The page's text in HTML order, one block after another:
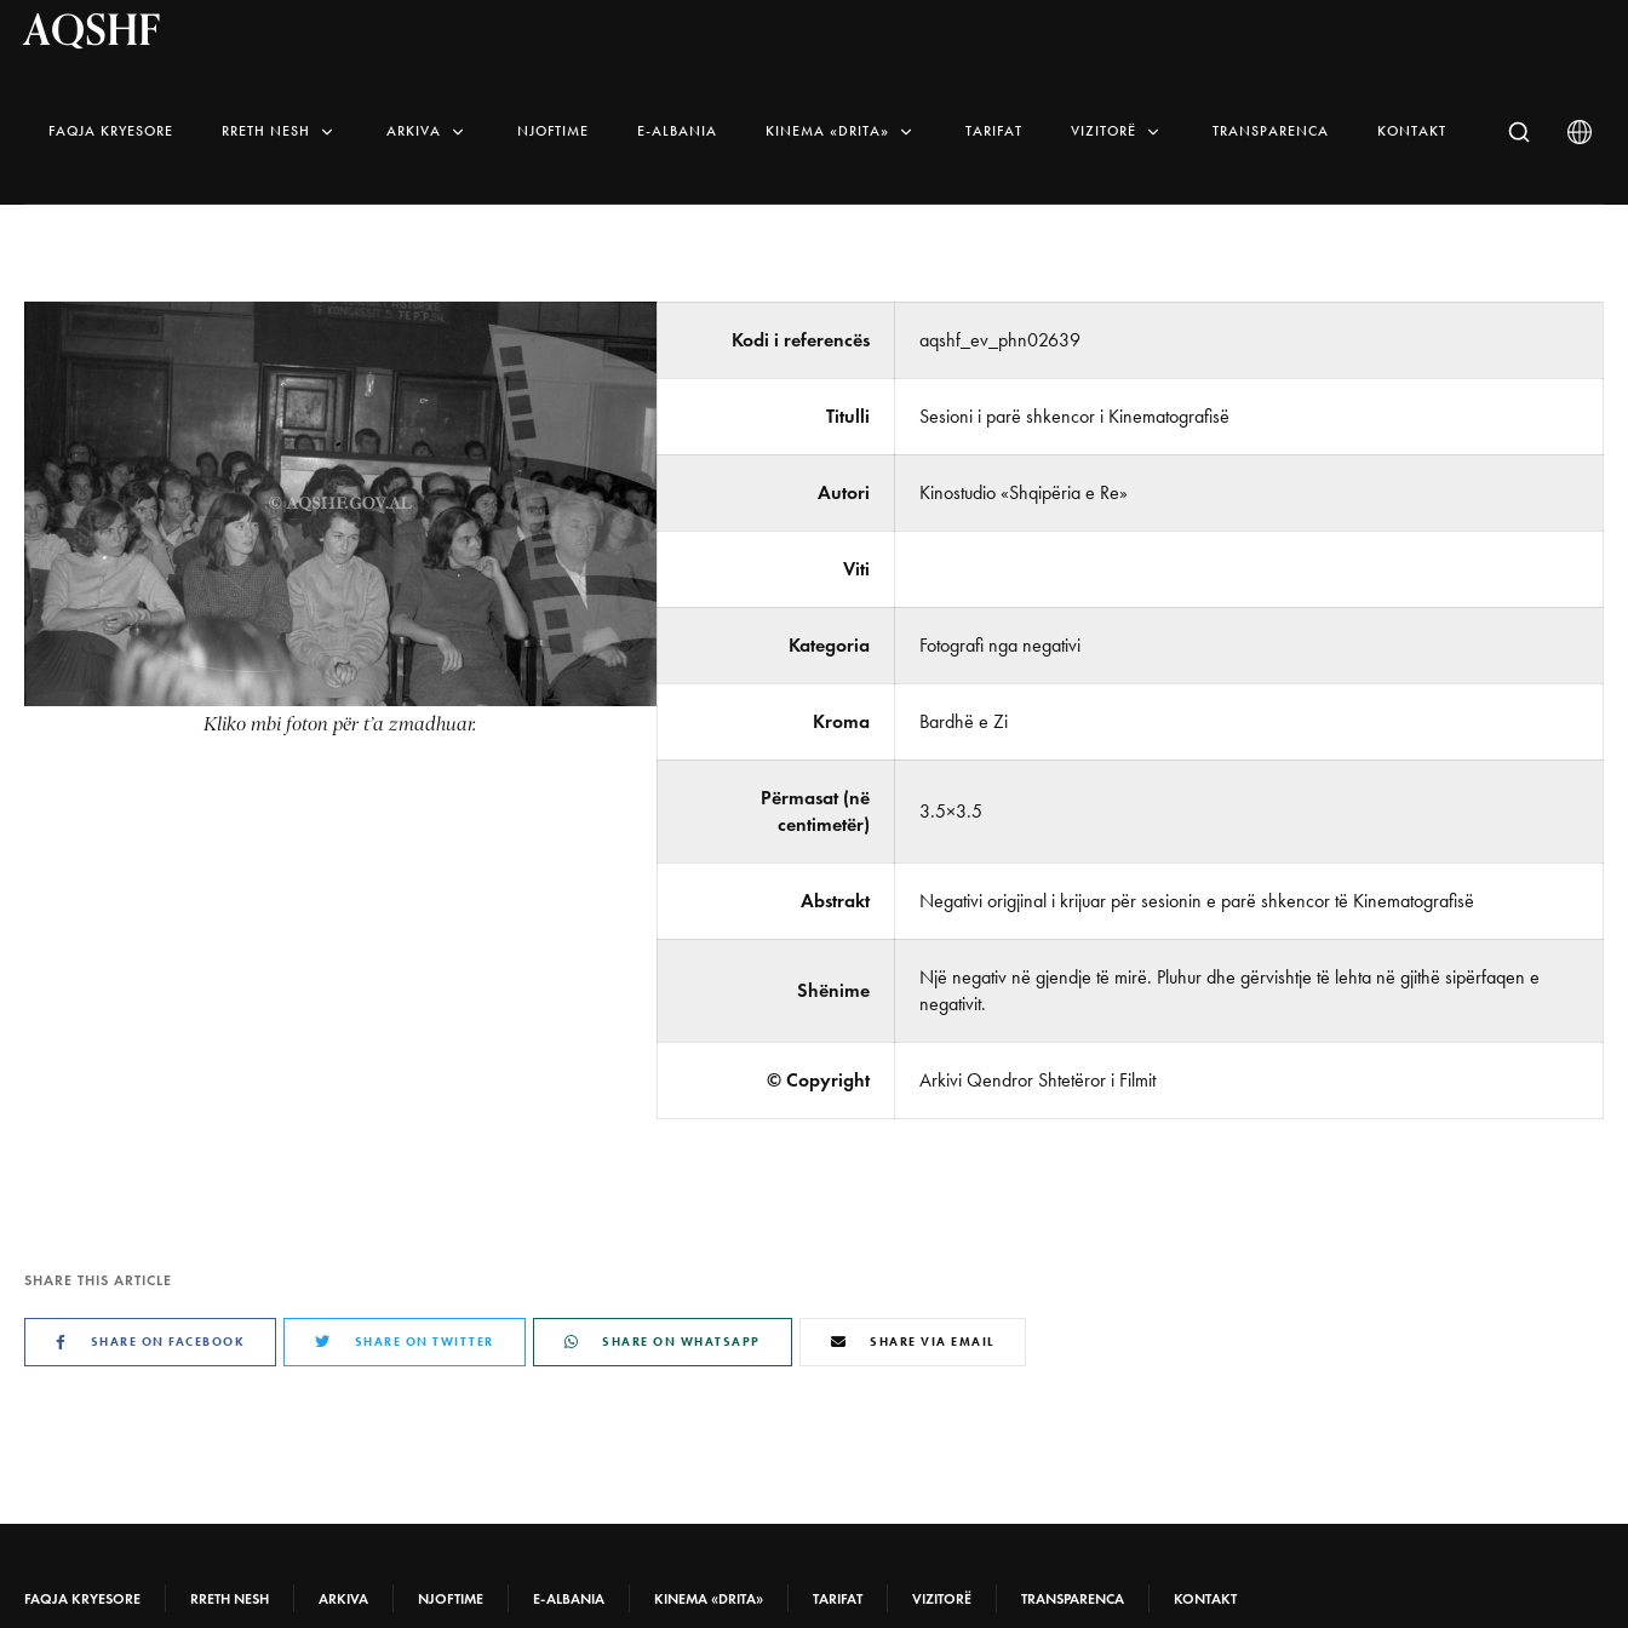
AQSHF
FAQJA KRYESORE RRETH NESH ARKIVA NJOFTIME E-ALBANIA KINEMA «DRITA» TARIFAT VIZITORË TRANSPARENCA KONTAKT
Kliko mbi foton për t’a zmadhuar.
Kodi i referencës aqshf_ev_phn02639
Titulli Sesioni i parë shkencor i Kinematografisë
Autori Kinostudio «Shqipëria e Re»
Viti
Kategoria Fotografi nga negativi
Kroma Bardhë e Zi
Përmasat (në
centimetër)
3.5×3.5
Abstrakt Negativi origjinal i krijuar për sesionin e parë shkencor të Kinematografisë
Shënime
Një negativ në gjendje të mirë. Pluhur dhe gërvishtje të lehta në gjithë sipërfaqen e
negativit.
© Copyright Arkivi Qendror Shtetëror i Filmit
SHARE THIS ARTICLE
SHARE ON FACEBOOK SHARE ON TWITTER SHARE ON WHATSAPP SHARE VIA EMAIL
FAQJA KRYESORE RRETH NESH ARKIVA NJOFTIME E-ALBANIA KINEMA «DRITA» TARIFAT VIZITORË TRANSPARENCA KONTAKT